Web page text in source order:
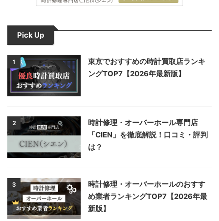
Pick Up
1
東京でおすすめの時計買取店ランキ
ングTOP7【2026年最新版】
2
時計修理・オーバーホール専門店
「CIEN」を徹底解説！口コミ・評判
は？
3
時計修理・オーバーホールのおすす
め業者ランキングTOP7【2026年最
新版】